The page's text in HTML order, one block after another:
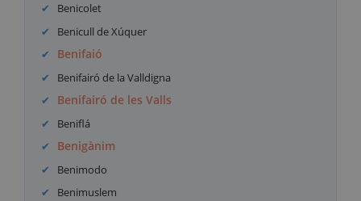
Benicolet
Benicull de Xúquer
Benifaió
Benifairó de la Valldigna
Benifairó de les Valls
Beniflá
Benigànim
Benimodo
Benimuslem